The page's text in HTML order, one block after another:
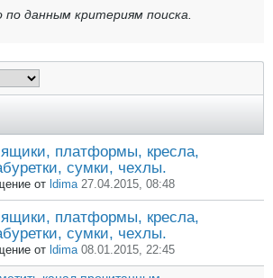
по данным критериям поиска.
платформы, кресла,
сумки, чехлы.
от ldima 27.04.2015, 08:48
платформы, кресла,
сумки, чехлы.
от ldima 08.01.2015, 22:45